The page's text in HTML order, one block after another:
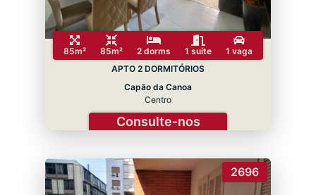
85m² 85m² 2 dorms 1 suíte
1 vaga
APTO 2 DORMITÓRIOS
Capão da Canoa
Centro
Consulte-nos
2696